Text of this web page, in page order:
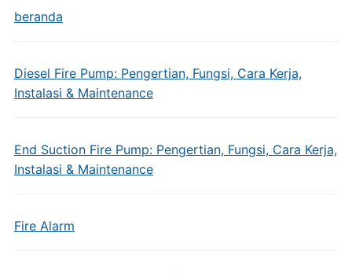
beranda
Diesel Fire Pump: Pengertian, Fungsi, Cara Kerja,
Instalasi & Maintenance
End Suction Fire Pump: Pengertian, Fungsi, Cara Kerja,
Instalasi & Maintenance
Fire Alarm